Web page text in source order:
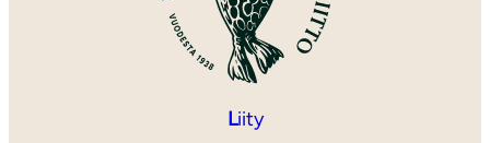
Liity